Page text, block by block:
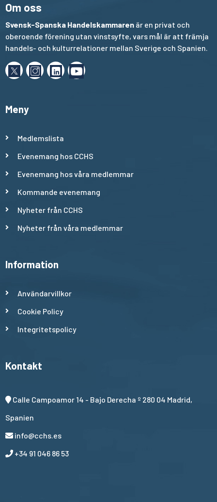
Om oss
Svensk-Spanska Handelskammaren är en privat och
oberoende förening utan vinstsyfte, vars mål är att främja
handels- och kulturrelationer mellan Sverige och Spanien.
Meny
Medlemslista
Evenemang hos CCHS
Evenemang hos våra medlemmar
Kommande evenemang
Nyheter från CCHS
Nyheter från våra medlemmar
Information
Användarvillkor
Cookie Policy
Integritetspolicy
Kontakt
Calle Campoamor 14 - Bajo Derecha º 280 04 Madrid,
Spanien
info@cchs.es
+34 91 046 86 53